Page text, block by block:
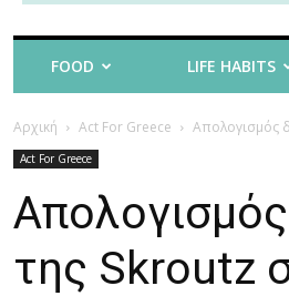
FOOD LIFE HABITS
Αρχική Act For Greece Απολογισμός
Act For Greece
της Skroutz